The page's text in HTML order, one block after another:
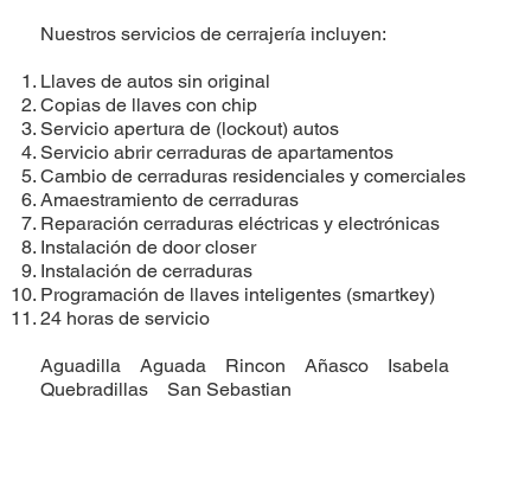
Nuestros servicios de cerrajería incluyen:
Llaves de autos sin original
Copias de llaves con chip
Servicio apertura de (lockout) autos
Servicio abrir cerraduras de apartamentos
Cambio de cerraduras residenciales y comerciales
Amaestramiento de cerraduras
Reparación cerraduras eléctricas y electrónicas
Instalación de door closer
Instalación de cerraduras
​Programación de llaves inteligentes (smartkey)
24 horas de servicio
Aguadilla Aguada Rincon Añasco
Isabela
Quebradillas
San Sebastian